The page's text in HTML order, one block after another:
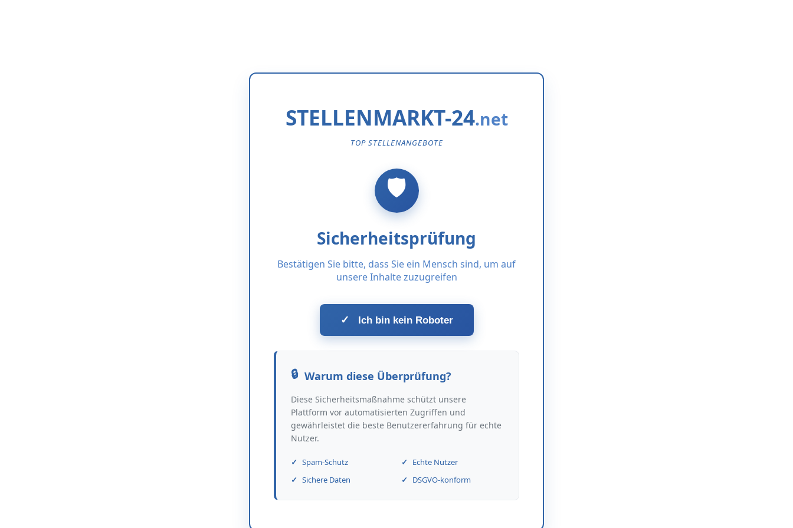
STELLENMARKT-24
TOP STELLENANGEBOTE
Sicherheitsprüfung
Bestätigen Sie bitte, dass Sie ein Mensch sind, um auf
unsere Inhalte zuzugreifen
✓ Ich bin kein Roboter
Warum diese Überprüfung?
Diese Sicherheitsmaßnahme schützt unsere
Plattform vor automatisierten Zugriffen und
gewährleistet die beste Benutzererfahrung für echte
Nutzer.
Spam-Schutz
Echte Nutzer
Sichere Daten
DSGVO-konform